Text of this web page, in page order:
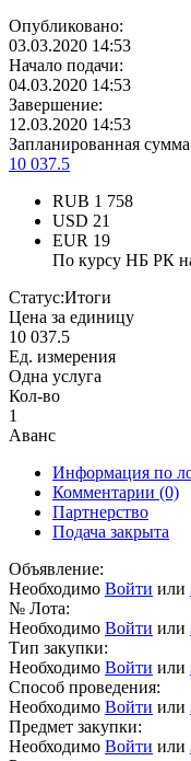
Опубликовано:
03.03.2020 14:53
Начало подачи:
04.03.2020 14:53
Завершение:
12.03.2020 14:53
Запланированная
10 037.5
RUB 1 758
USD 21
EUR 19
По курсу НБ РК
Статус:Итоги
Цена за единицу
10 037.5
Ед. измерения
Одна услуга
Кол-во
1
Аванс
Информация по
Комментарии (0)
Партнерство
Подача закрыта
Объявление:
Необходимо Войти или
№ Лота:
Необходимо Войти или
Тип закупки:
Необходимо Войти или
Способ проведения:
Необходимо Войти или
Предмет закупки:
Необходимо Войти или